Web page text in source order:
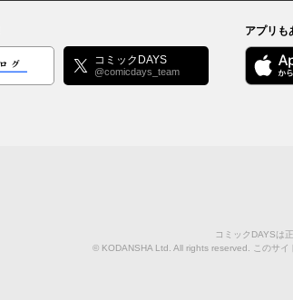
コミックDAYS
@comicdays_team
アプリも
コミックDAYSは
© KODANSHA Ltd. All rights reserved. このサイ